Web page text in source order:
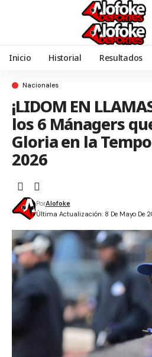
Inicio Historial Resultados
Nacionales
¡LIDOM EN
los 6 Mánagers
Gloria en la
2026
Última Actualización: 8 De Mayo De
PorAlofoke